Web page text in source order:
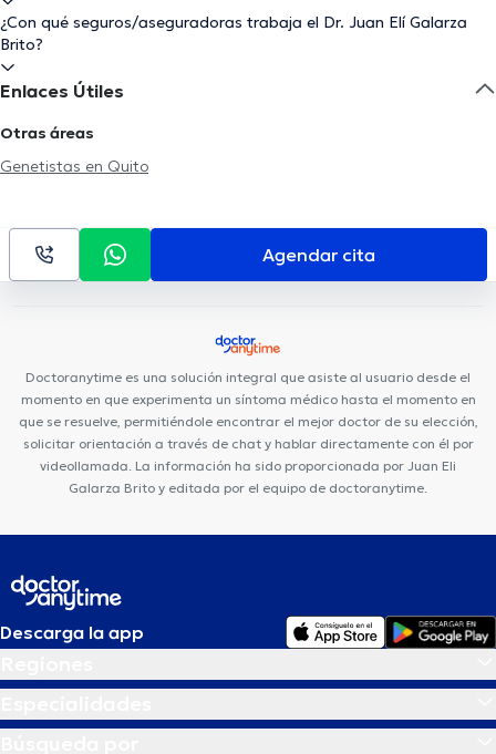
¿Con qué seguros/aseguradoras trabaja el Dr. Juan Elí Galarza
Brito?
Enlaces Útiles
Otras áreas
Genetistas en Quito
Agendar cita
Doctoranytime es una solución integral que asiste al usuario desde el
momento en que experimenta un síntoma médico hasta el momento en
que se resuelve, permitiéndole encontrar el mejor doctor de su elección,
solicitar orientación a través de chat y hablar directamente con él por
videollamada. La información ha sido proporcionada por Juan Eli
Galarza Brito y editada por el equipo de doctoranytime.
Descarga la app